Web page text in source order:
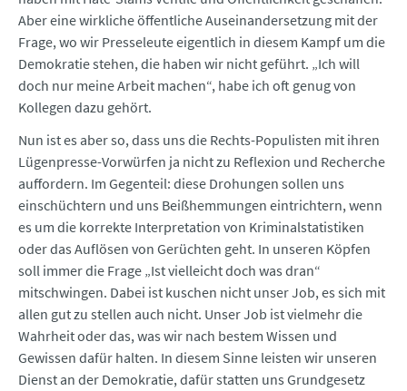
Aber eine wirkliche öffentliche Auseinandersetzung mit der
Frage, wo wir Presseleute eigentlich in diesem Kampf um die
Demokratie stehen, die haben wir nicht geführt. „Ich will
doch nur meine Arbeit machen“, habe ich oft genug von
Kollegen dazu gehört.
Nun ist es aber so, dass uns die Rechts-Populisten mit ihren
Lügenpresse-Vorwürfen ja nicht zu Reflexion und Recherche
auffordern. Im Gegenteil: diese Drohungen sollen uns
einschüchtern und uns Beißhemmungen eintrichtern, wenn
es um die korrekte Interpretation von Kriminalstatistiken
oder das Auflösen von Gerüchten geht. In unseren Köpfen
soll immer die Frage „Ist vielleicht doch was dran“
mitschwingen. Dabei ist kuschen nicht unser Job, es sich mit
allen gut zu stellen auch nicht. Unser Job ist vielmehr die
Wahrheit oder das, was wir nach bestem Wissen und
Gewissen dafür halten. In diesem Sinne leisten wir unseren
Dienst an der Demokratie, dafür statten uns Grundgesetz